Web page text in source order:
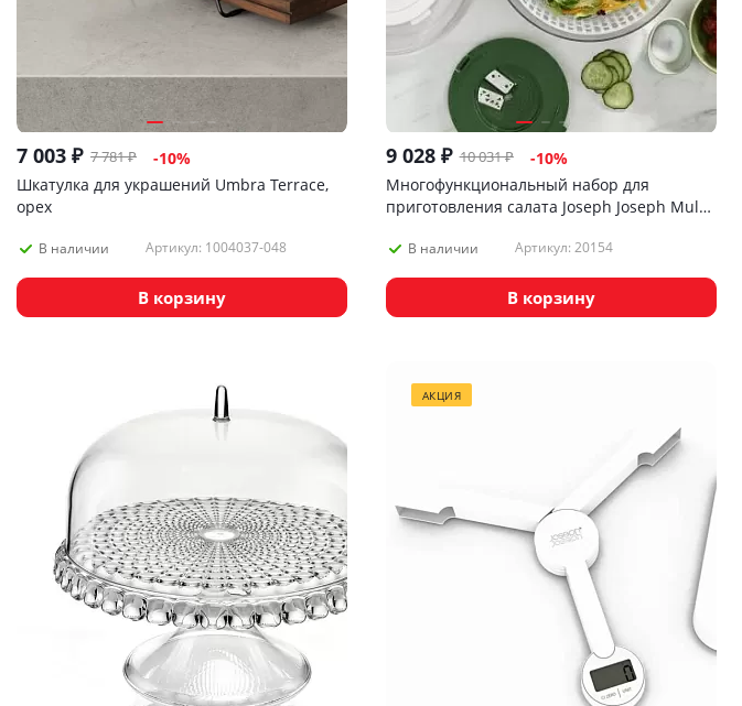
7 003 ₽ 7 781₽ -10%
Шкатулка для украшений Umbra Terrace,
орех
В наличии Артикул: 1004037-048
В корзину
9 028₽ 10 031₽ -10%
Многофункциональный набор для
приготовления салата Joseph Joseph Multi-
В наличии Артикул: 20154
В корзину
АКЦИЯ